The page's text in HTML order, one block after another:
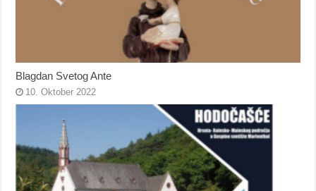
Blagdan Svetog Ante
10. Oktober 2022